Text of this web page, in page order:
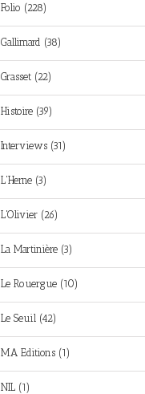
Folio (228)
Gallimard (38)
Grasset (22)
Histoire (39)
Interviews (31)
L'Herne (3)
L'Olivier (26)
La Martinière (3)
Le Rouergue (10)
Le Seuil (42)
MA Editions (1)
NIL (1)